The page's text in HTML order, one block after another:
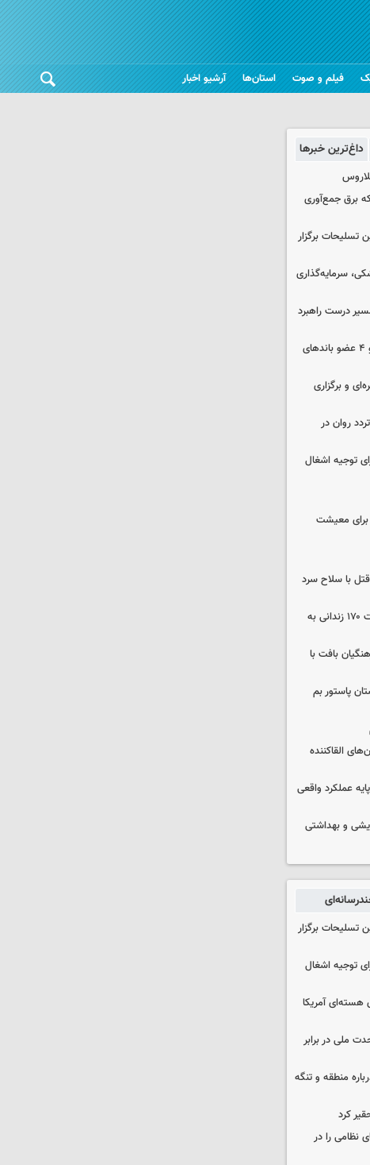
فیلم و صوت استان‌ها آرشیو اخبار
داغ‌ترین خبرها
برق جمع‌آوری
تسلیحات برگزار
سرمایه‌گذاری
درست راهبرد
وزارت اطلاعات: ۲۱ عامل موساد و ۴ عضو باندهای
و برگزاری
روان در
توجیه اشغال
برای معیشت
با سلاح سرد
صلح در سه پرونده قتل و بازگشت ۱۷۰ زندانی به
بافت با
پاستور بم
القاکننده
عملکرد واقعی
آرایشی و بهداشتی
تسلیحات برگزار
توجیه اشغال
هسته‌ای آمریکا
ملی در برابر
منطقه و تنگه
کرد
نظامی را در